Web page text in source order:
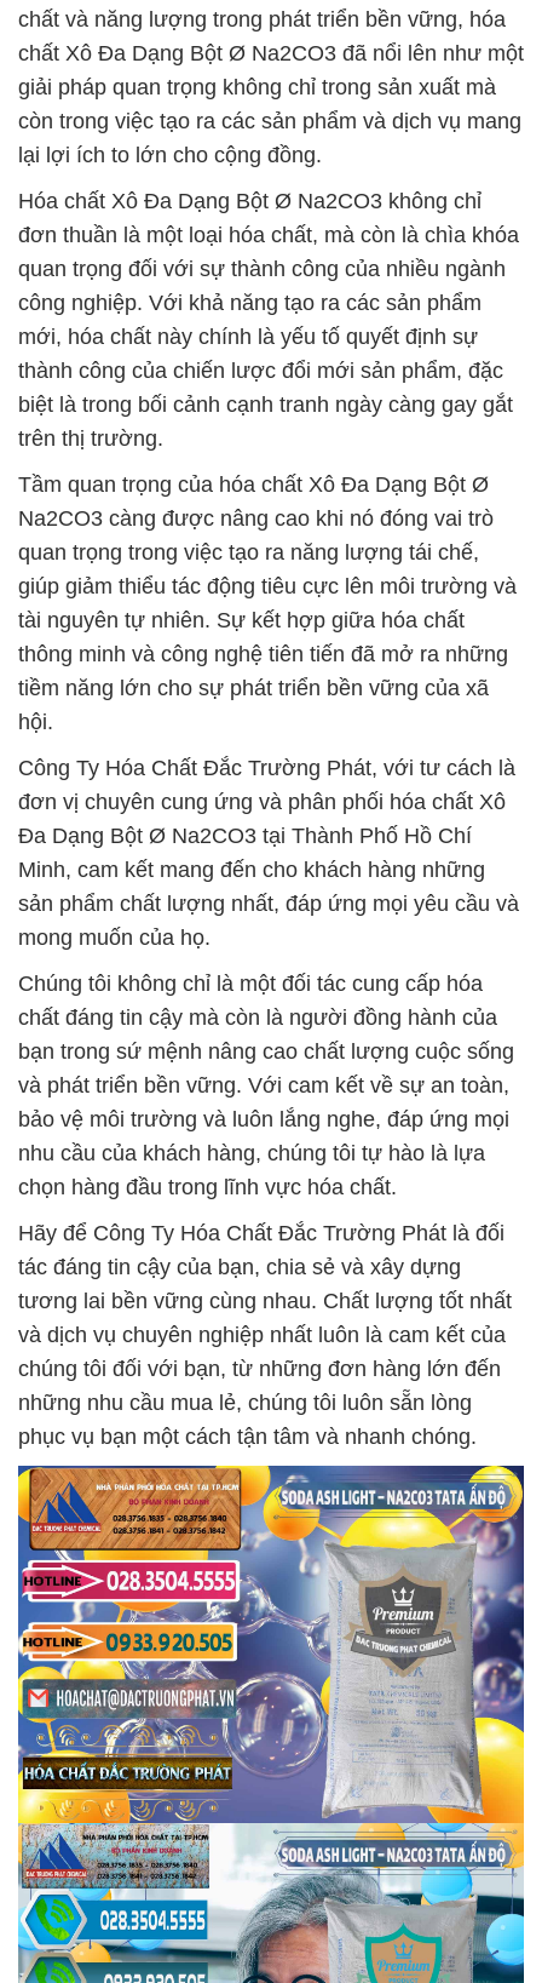
chất và năng lượng trong phát triển bền vững, hóa
chất Xô Đa Dạng Bột Ø Na2CO3 đã nổi lên như một
giải pháp quan trọng không chỉ trong sản xuất mà
còn trong việc tạo ra các sản phẩm và dịch vụ mang
lại lợi ích to lớn cho cộng đồng.
Hóa chất Xô Đa Dạng Bột Ø Na2CO3 không chỉ
đơn thuần là một loại hóa chất, mà còn là chìa khóa
quan trọng đối với sự thành công của nhiều ngành
công nghiệp. Với khả năng tạo ra các sản phẩm
mới, hóa chất này chính là yếu tố quyết định sự
thành công của chiến lược đổi mới sản phẩm, đặc
biệt là trong bối cảnh cạnh tranh ngày càng gay gắt
trên thị trường.
Tầm quan trọng của hóa chất Xô Đa Dạng Bột Ø
Na2CO3 càng được nâng cao khi nó đóng vai trò
quan trọng trong việc tạo ra năng lượng tái chế,
giúp giảm thiểu tác động tiêu cực lên môi trường và
tài nguyên tự nhiên. Sự kết hợp giữa hóa chất
thông minh và công nghệ tiên tiến đã mở ra những
tiềm năng lớn cho sự phát triển bền vững của xã
hội.
Công Ty Hóa Chất Đắc Trường Phát, với tư cách là
đơn vị chuyên cung ứng và phân phối hóa chất Xô
Đa Dạng Bột Ø Na2CO3 tại Thành Phố Hồ Chí
Minh, cam kết mang đến cho khách hàng những
sản phẩm chất lượng nhất, đáp ứng mọi yêu cầu và
mong muốn của họ.
Chúng tôi không chỉ là một đối tác cung cấp hóa
chất đáng tin cậy mà còn là người đồng hành của
bạn trong sứ mệnh nâng cao chất lượng cuộc sống
và phát triển bền vững. Với cam kết về sự an toàn,
bảo vệ môi trường và luôn lắng nghe, đáp ứng mọi
nhu cầu của khách hàng, chúng tôi tự hào là lựa
chọn hàng đầu trong lĩnh vực hóa chất.
Hãy để Công Ty Hóa Chất Đắc Trường Phát là đối
tác đáng tin cậy của bạn, chia sẻ và xây dựng
tương lai bền vững cùng nhau. Chất lượng tốt nhất
và dịch vụ chuyên nghiệp nhất luôn là cam kết của
chúng tôi đối với bạn, từ những đơn hàng lớn đến
những nhu cầu mua lẻ, chúng tôi luôn sẵn lòng
phục vụ bạn một cách tận tâm và nhanh chóng.